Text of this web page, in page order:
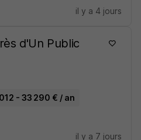
il y a 4 jours
d'Un Public
- 33 290 € / an
il y a 7 jours